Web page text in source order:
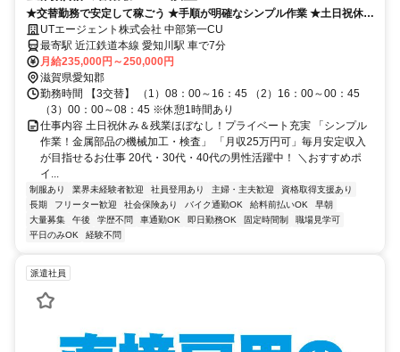
★交替勤務で安定して稼ごう ★手順が明確なシンプル作業 ★土日祝休み
＆残業ほぼなし
UTエージェント株式会社 中部第一CU
最寄駅 近江鉄道本線 愛知川駅 車で7分
月給235,000円～250,000円
滋賀県愛知郡
勤務時間 【3交替】 （1）08：00～16：45 （2）16：00～00：45
（3）00：00～08：45 ※休憩1時間あり
仕事内容 土日祝休み＆残業ほぼなし！プライベート充実 「シンプル
作業！金属部品の機械加工・検査」 「月収25万円可」毎月安定収入
が目指せるお仕事 20代・30代・40代の男性活躍中！ ＼おすすめポ
イ...
制服あり 業界未経験者歓迎 社員登用あり 主婦・主夫歓迎
資格取得支援あり
長期
フリーター歓迎 社会保険あり バイク通勤OK 給料前払いOK
早朝
大量募集
午後 学歴不問 車通勤OK 即日勤務OK 固定時間制
職場見学可
平日のみOK
経験不問
派遣社員